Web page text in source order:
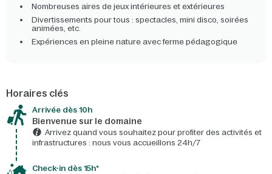
Nombreuses aires de jeux intérieures et extérieures
Divertissements pour tous : spectacles, mini disco, soirées
animées, etc.
Expériences en pleine nature avec ferme pédagogique
Horaires clés
Arrivée dès 10h​
Bienvenue sur le domaine​
Arrivez quand vous souhaitez pour profiter des activités et
infrastructures : nous vous accueillons 24h/7​
Check-in dès 15h*​